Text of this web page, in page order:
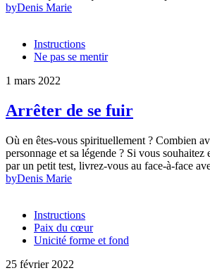
byDenis Marie
Instructions
Ne pas se mentir
1 mars 2022
Arrêter de se fuir
Où en êtes-vous spirituellement ? Combien
personnage et sa légende ? Si vous
par un petit test, livrez-vous au face-à-face
byDenis Marie
Instructions
Paix du cœur
Unicité forme et fond
25 février 2022